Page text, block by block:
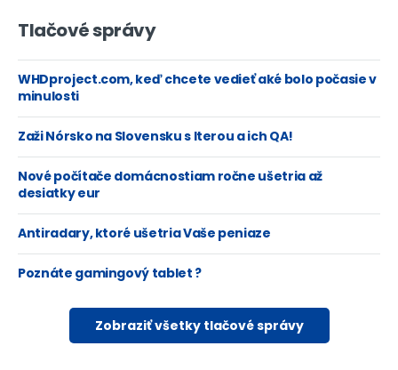
Tlačové správy
WHDproject.com, keď chcete vedieť aké bolo počasie v
minulosti
Zaži Nórsko na Slovensku s Iterou a ich QA!
Nové počítače domácnostiam ročne ušetria až
desiatky eur
Antiradary, ktoré ušetria Vaše peniaze
Poznáte gamingový tablet ?
Zobraziť všetky tlačové správy